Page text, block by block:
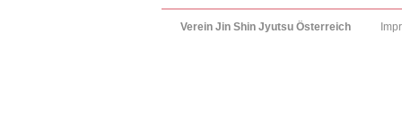
Verein Jin Shin Jyutsu Österreich